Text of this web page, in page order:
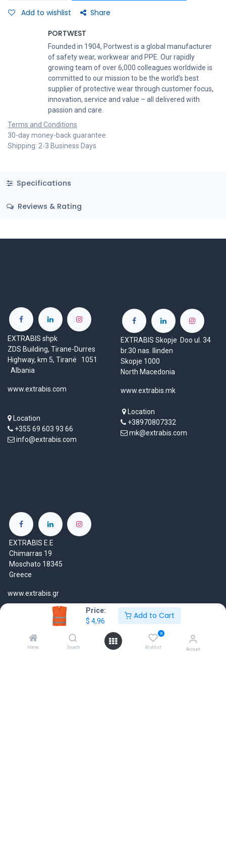
Price:
$ 4,96
Add to Cart
Home Search
0
Wishlist Account
Add to wishlist Share
PORTWEST
Founded in 1904, Portwest is a global manufacturer
of safety wear, workwear and PPE. Our rapidly
growing team of over 6,000 colleagues worldwide is
committed to our mission to be the world’s best
supplier of protective wear through customer focus,
innovation, service and value – all delivered with
passion and care.
Terms and Conditions
30-day money-back guarantee
Shipping: 2-3 Business Days
Specifications
Reviews & Rating
EXTRABIS shpk
ZDS Building, Tirane-Durres
Highway, km 5, Tiranë 1051
Albania
www.extrabis.com
Location
+355 69 603 93 66
info@extrabis.com
EXTRABIS Skopje Doo ul. 34
br.30 nas. Ilinden
Skopje 1000
North Macedonia
www.extrabis.mk
Location
+38970807332
mk@extrabis.com
EXTRABIS E.E
Chimarras 19
Moschato 18345
Greece
www.extrabis.gr
+30 210 7000 777
gr@extrabis.com